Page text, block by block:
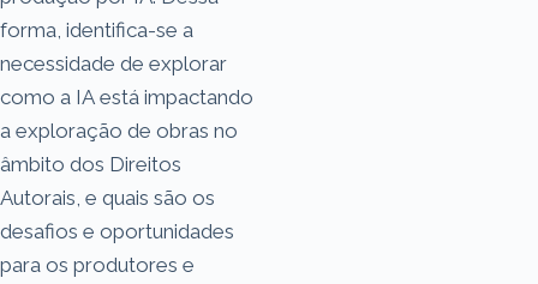
forma, identifica-se a
necessidade de explorar
como a IA está impactando
a exploração de obras no
âmbito dos Direitos
Autorais, e quais são os
desafios e oportunidades
para os produtores e